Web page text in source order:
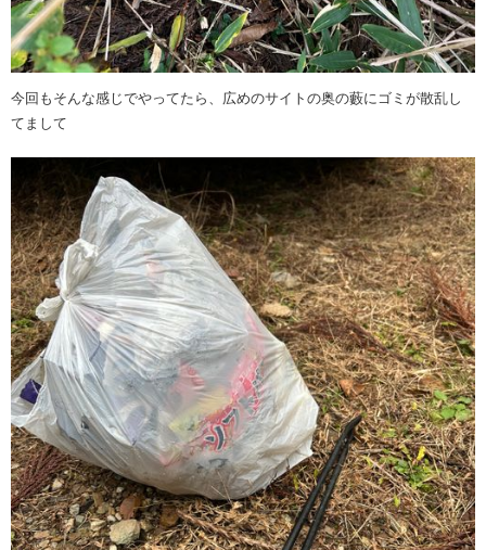
今回もそんな感じでやってたら、広めのサイトの奥の藪にゴミが散乱し
てまして